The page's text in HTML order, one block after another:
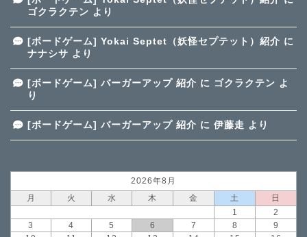
ゴクラクテン より
[ボードゲーム] Yokai Septet（妖怪セプテット）紹介 に
ナナシサ より
[ボードゲーム] バーガーアップ 紹介 に ゴクラクテン よ
り
[ボードゲーム] バーガーアップ 紹介 に 伊藤走 より
2026年8月
月
火 水 木 金 土
日
1
2
3
4 5 6 7 8
9